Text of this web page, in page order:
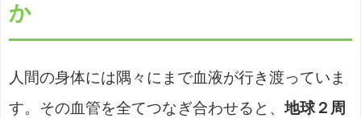
か
人間の身体には隅々にまで血液が行き渡っていま
す。その血管を全てつなぎ合わせると、地球２周